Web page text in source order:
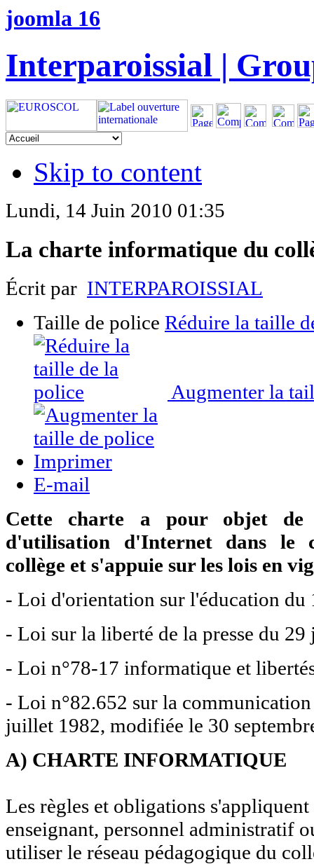
joomla 16
Interparoissial |
Skip to content
Lundi, 14 Juin 2010 01:35
La charte informatique du
Écrit par INTERPAROISSIAL
Taille de police Réduire la taille
Augmenter la
Imprimer
E-mail
Cette charte a pour objet de
d'utilisation d'Internet dans le
collège et s'appuie sur les lois en
- Loi d'orientation sur l'éducation
- Loi sur la liberté de la presse du
- Loi n°78-17 informatique et
- Loi n°82.652 sur la
juillet 1982, modifiée le 30
A) CHARTE INFORMATIQUE
Les règles et obligations
enseignant, personnel administratif
utiliser le réseau pédagogique du